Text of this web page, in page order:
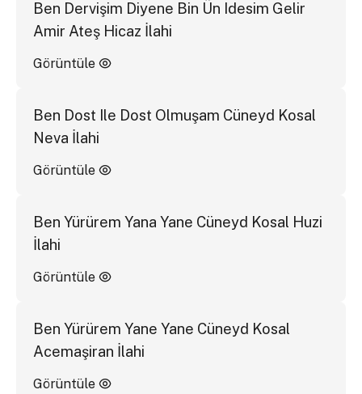
Ben Dervişim Diyene Bin Ün Idesim Gelir
Amir Ateş Hicaz İlahi
Görüntüle
Ben Dost Ile Dost Olmuşam Cüneyd Kosal
Neva İlahi
Görüntüle
Ben Yürürem Yana Yane Cüneyd Kosal Huzi
İlahi
Görüntüle
Ben Yürürem Yane Yane Cüneyd Kosal
Acemaşiran İlahi
Görüntüle